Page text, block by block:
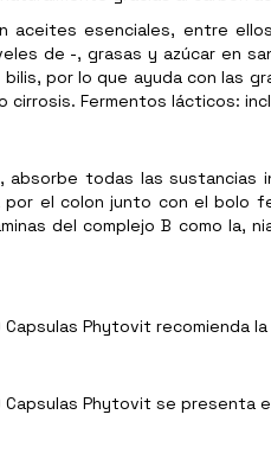
aceites esenciales, entre
de -, grasas y azúcar en
por lo que ayuda con las
Fermentos lácticos:
absorbe todas las sustancias
el colon junto con el bolo
del complejo B como la,
Phytovit recomienda
Phytovit se presenta